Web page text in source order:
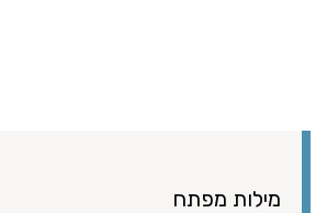
מילות מפתח